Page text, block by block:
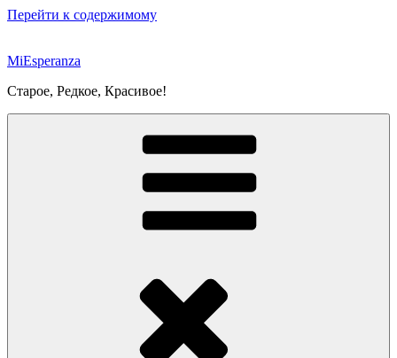
Перейти к содержимому
MiEsperanza
Старое, Редкое, Красивое!